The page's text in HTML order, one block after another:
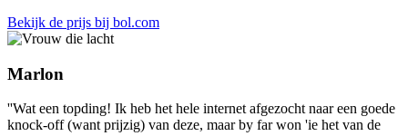
Bekijk de prijs bij bol.com
Marlon
''Wat een topding! Ik heb het hele internet afgezocht naar een goede
knock-off (want prijzig) van deze, maar by far won 'ie het van de